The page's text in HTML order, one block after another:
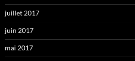
juillet 2017
juin 2017
mai 2017